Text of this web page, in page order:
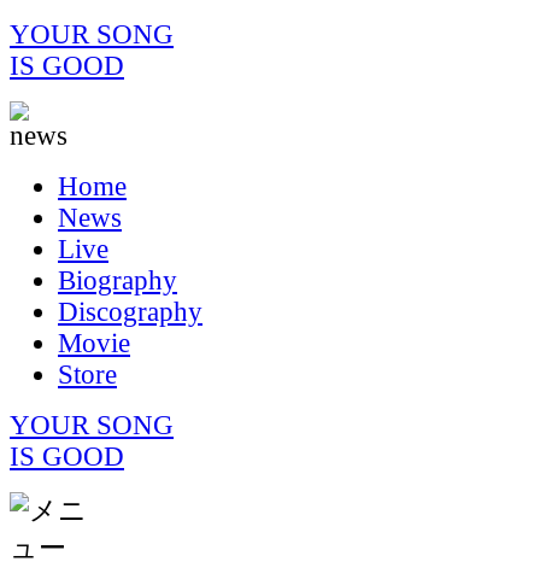
YOUR SONG
IS GOOD
Home
News
Live
Biography
Discography
Movie
Store
YOUR SONG
IS GOOD